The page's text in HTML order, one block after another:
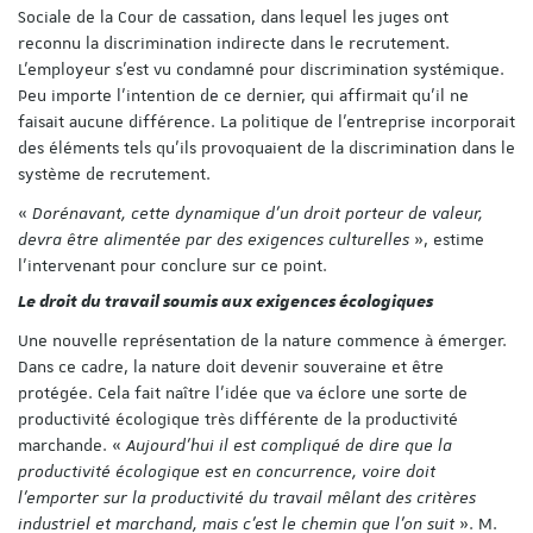
Sociale de la Cour de cassation, dans lequel les juges ont
reconnu la discrimination indirecte dans le recrutement.
L’employeur s’est vu condamné pour discrimination systémique.
Peu importe l’intention de ce dernier, qui affirmait qu’il ne
faisait aucune différence. La politique de l’entreprise incorporait
des éléments tels qu’ils provoquaient de la discrimination dans le
système de recrutement.
« Dorénavant, cette dynamique d’un droit porteur de valeur,
devra être alimentée par des exigences culturelles », estime
l’intervenant pour conclure sur ce point.
Le droit du travail soumis aux exigences écologiques
Une nouvelle représentation de la nature commence à émerger.
Dans ce cadre, la nature doit devenir souveraine et être
protégée. Cela fait naître l’idée que va éclore une sorte de
productivité écologique très différente de la productivité
marchande. «Aujourd’hui il est compliqué de dire que la
productivité écologique est en concurrence, voire doit
l’emporter sur la productivité du travail mêlant des critères
industriel et marchand, mais c’est le chemin que l’on suit». M.